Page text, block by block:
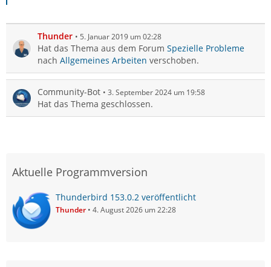
Thunder 5. Januar 2019 um 02:28
Hat das Thema aus dem Forum Spezielle Probleme
nach Allgemeines Arbeiten verschoben.
Community-Bot 3. September 2024 um 19:58
Hat das Thema geschlossen.
Aktuelle Programmversion
Thunderbird 153.0.2 veröffentlicht
Thunder 4. August 2026 um 22:28